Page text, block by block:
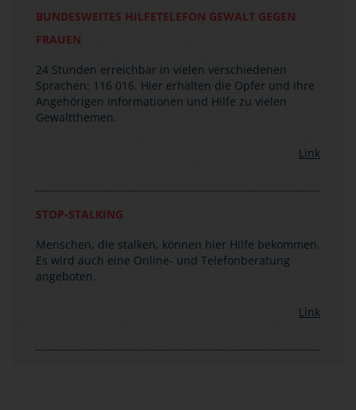
BUNDESWEITES HILFETELEFON GEWALT GEGEN
FRAUEN
24 Stunden erreichbar in vielen verschiedenen
Sprachen: 116 016. Hier erhalten die Opfer und ihre
Angehörigen Informationen und Hilfe zu vielen
Gewaltthemen.
Link
STOP-STALKING
Menschen, die stalken, können hier Hilfe bekommen.
Es wird auch eine Online- und Telefonberatung
angeboten.
Link